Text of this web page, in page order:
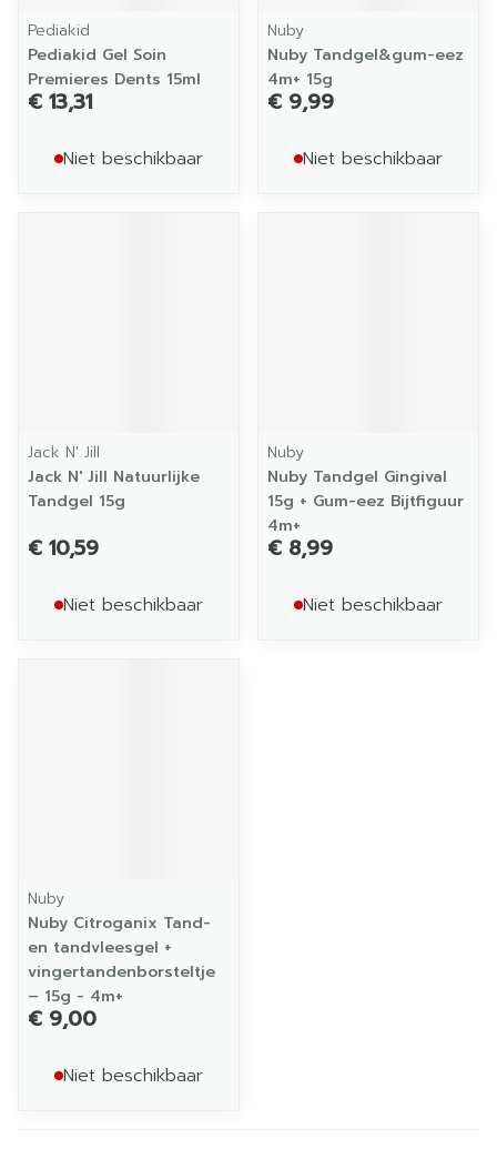
Pediakid
Pediakid Gel Soin
Premieres Dents 15ml
€ 13,31
Niet beschikbaar
Nuby
Nuby Tandgel&gum-eez
4m+ 15g
€ 9,99
Niet beschikbaar
Jack N' Jill
Jack N' Jill Natuurlijke
Tandgel 15g
€ 10,59
Niet beschikbaar
Nuby
Nuby Tandgel Gingival
15g + Gum-eez Bijtfiguur
4m+
€ 8,99
Niet beschikbaar
Nuby
Nuby Citroganix Tand-
en tandvleesgel +
vingertandenborsteltje
– 15g - 4m+
€ 9,00
Niet beschikbaar